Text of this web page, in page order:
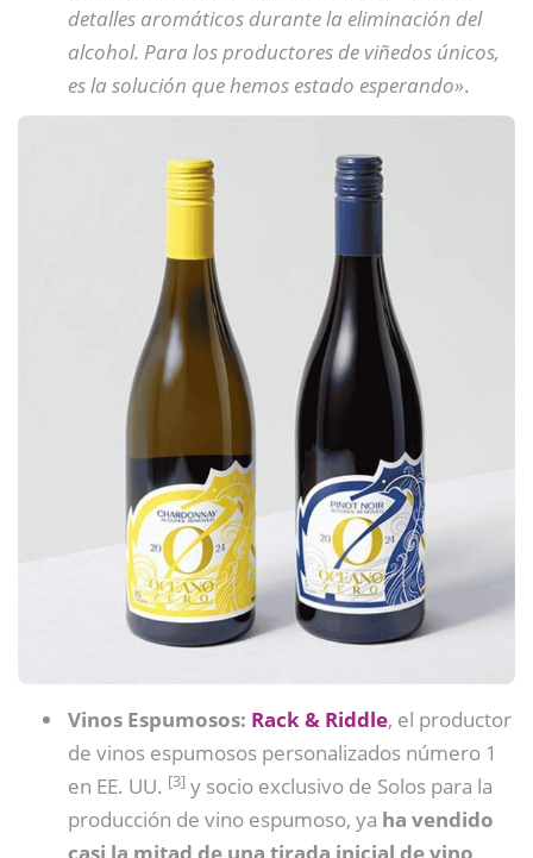
detalles aromáticos durante la eliminación del
alcohol. Para los productores de viñedos únicos,
es la solución que hemos estado esperando».
Vinos Espumosos: Rack & Riddle, el productor
de vinos espumosos personalizados número 1
en EE. UU. [3] y socio exclusivo de Solos para la
producción de vino espumoso, ya ha vendido